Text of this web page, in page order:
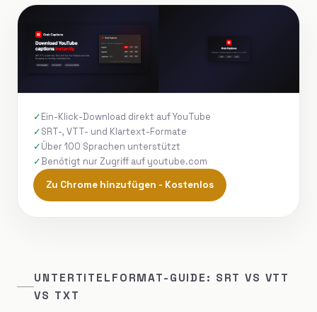
Ein-Klick-Download direkt auf YouTube
SRT-, VTT- und Klartext-Formate
Über 100 Sprachen unterstützt
Benötigt nur Zugriff auf youtube.com
Zu Chrome hinzufügen - Kostenlos
UNTERTITELFORMAT-GUIDE: SRT VS VTT
VS TXT